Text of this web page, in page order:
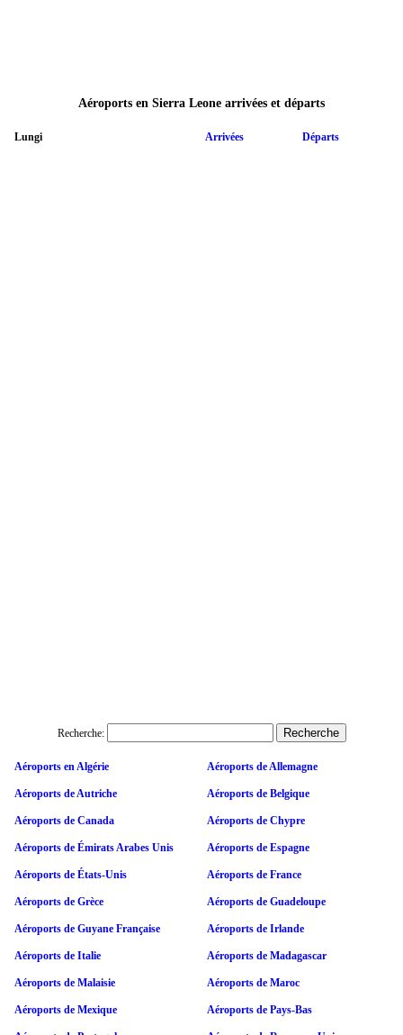
Aéroports en Sierra Leone arrivées et départs
Lungi Arrivées Départs
Recherche:
Aéroports en Algérie Aéroports de Allemagne
Aéroports de Autriche Aéroports de Belgique
Aéroports de Canada Aéroports de Chypre
Aéroports de Émirats Arabes Unis Aéroports de Espagne
Aéroports de États-Unis Aéroports de France
Aéroports de Grèce Aéroports de Guadeloupe
Aéroports de Guyane Française Aéroports de Irlande
Aéroports de Italie Aéroports de Madagascar
Aéroports de Malaisie Aéroports de Maroc
Aéroports de Mexique Aéroports de Pays-Bas